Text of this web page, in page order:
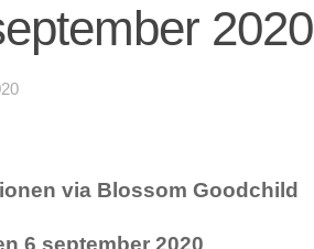
2020
via Blossom Goodchild
6 september 2020